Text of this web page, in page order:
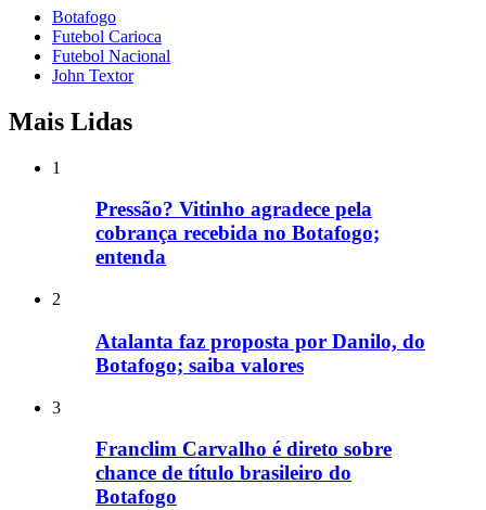
Botafogo
Futebol Carioca
Futebol Nacional
John Textor
Mais Lidas
1
Pressão? Vitinho agradece pela
cobrança recebida no Botafogo;
entenda
2
Atalanta faz proposta por Danilo, do
Botafogo; saiba valores
3
Franclim Carvalho é direto sobre
chance de título brasileiro do
Botafogo